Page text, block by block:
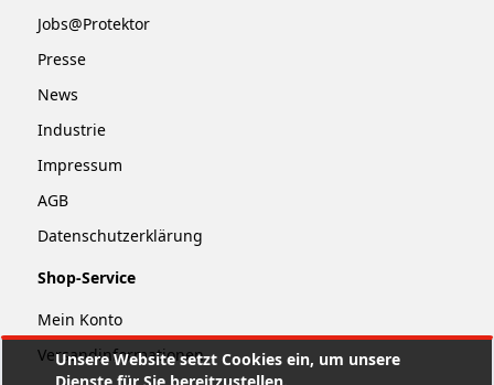
Unsere Website setzt Cookies ein, um unsere
Jobs@Protektor
Presse
News
Industrie
Impressum
AGB
Datenschutzerklärung
Shop-Service
Mein Konto
Versandinformationen